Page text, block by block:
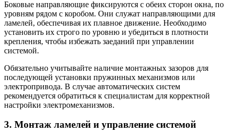
Боковые направляющие фиксируются с обеих сторон окна, по
уровням рядом с коробом. Они служат направляющими для
ламелей, обеспечивая их плавное движение. Необходимо
установить их строго по уровню и убедиться в плотности
крепления, чтобы избежать заеданий при управлении
системой.
Обязательно учитывайте наличие монтажных зазоров для
последующей установки пружинных механизмов или
электропривода. В случае автоматических систем
рекомендуется обратиться к специалистам для корректной
настройки электромеханизмов.
3. Монтаж ламелей и управление системой